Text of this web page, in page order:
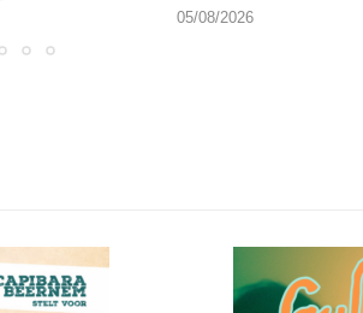
05/08/2026